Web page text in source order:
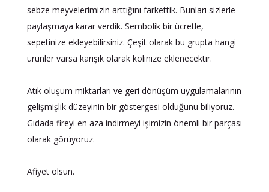
sebze meyvelerimizin arttığını farkettik. Bunları sizlerle
paylaşmaya karar verdik. Sembolik bir ücretle,
sepetinize ekleyebilirsiniz. Çeşit olarak bu grupta hangi
ürünler varsa karışık olarak kolinize eklenecektir.
Atık oluşum miktarları ve geri dönüşüm uygulamalarının
gelişmişlik düzeyinin bir göstergesi olduğunu biliyoruz.
Gıdada fireyi en aza indirmeyi işimizin önemli bir parçası
olarak görüyoruz.
Afiyet olsun.